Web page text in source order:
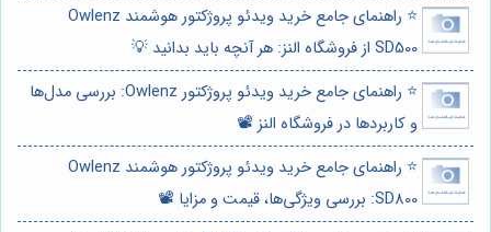
⭐️ راهنمای جامع خرید ویدئو پروژکتور هوشمند Owlenz
SD500 از فروشگاه النز: هر آنچه باید بدانید 💡
⭐️ راهنمای جامع خرید ویدئو پروژکتور Owlenz: بررسی مدل‌ها
و کاربردها در فروشگاه النز 📽️
⭐️ راهنمای جامع خرید ویدئو پروژکتور هوشمند Owlenz
SD800: بررسی ویژگی‌ها، قیمت و مزایا 📽️